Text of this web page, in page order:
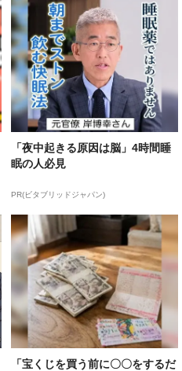
「夜中起きる原因は脳」4時間睡
眠の人必見
PR(ビタブリッドジャパン)
「宝くじを買う前に〇〇をするだ